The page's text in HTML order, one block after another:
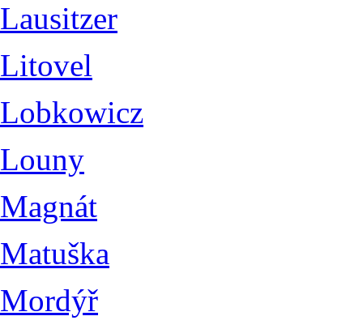
Lausitzer
Litovel
Lobkowicz
Louny
Magnát
Matuška
Mordýř